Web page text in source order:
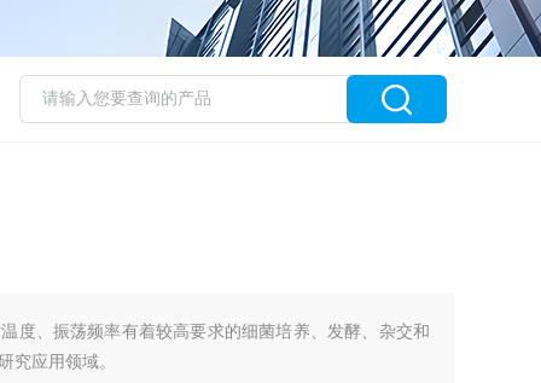
度、振荡频率有着较高要求的细菌培养、发酵、杂交和
究应用领域。